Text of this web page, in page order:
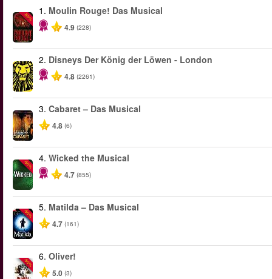
-50%
1. Moulin Rouge! Das Musical
4.9 (228)
2. Disneys Der König der Löwen - London
4.8 (2261)
3. Cabaret – Das Musical
4.8 (6)
-50%
4. Wicked the Musical
4.7 (855)
-50%
5. Matilda – Das Musical
4.7 (161)
-50%
6. Oliver!
5.0 (3)